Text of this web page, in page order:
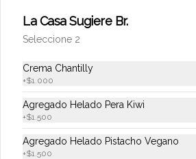
La Casa Sugiere Br.
Seleccione 2
Crema Chantilly
+$1.000
Agregado Helado Pera Kiwi
+$1.500
Agregado Helado Pistacho Vegano
+$1.500